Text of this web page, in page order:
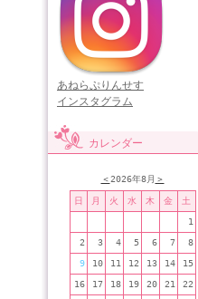
あねらぷりんせす
インスタグラム
カレンダー
＜2026年8月 ＞
日 月 火 水 木 金 土
1
2 3 4 5 6 7 8
9 10 11 12 13 14 15
16 17 18 19 20 21 22